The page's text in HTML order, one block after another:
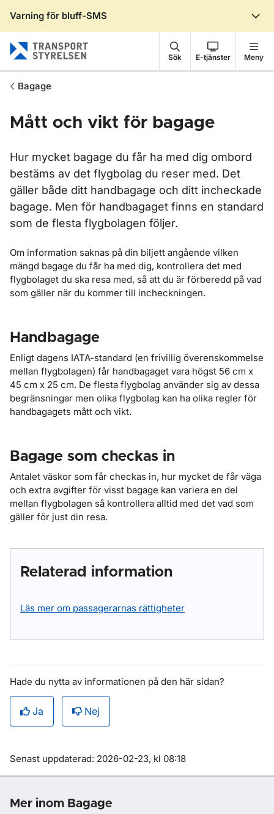
Varning för bluff-SMS
Sök E-tjänster Meny
Bagage
Mått och vikt för bagage
Hur mycket bagage du får ha med dig ombord
bestäms av det flygbolag du reser med. Det
gäller både ditt handbagage och ditt incheckade
bagage. Men för handbagaget finns en standard
som de flesta flygbolagen följer.
Om information saknas på din biljett angående vilken
mängd bagage du får ha med dig, kontrollera det med
flygbolaget du ska resa med, så att du är förberedd på vad
som gäller när du kommer till incheckningen.
Handbagage
Enligt dagens IATA-standard (en frivillig överenskommelse
mellan flygbolagen) får handbagaget vara högst 56 cm x
45 cm x 25 cm. De flesta flygbolag använder sig av dessa
begränsningar men olika flygbolag kan ha olika regler för
handbagagets mått och vikt.
Bagage som checkas in
Antalet väskor som får checkas in, hur mycket de får väga
och extra avgifter för visst bagage kan variera en del
mellan flygbolagen så kontrollera alltid med det vad som
gäller för just din resa.
Relaterad information
Läs mer om passagerarnas rättigheter
Hade du nytta av informationen på den här sidan?
Ja Nej
Om sidan
Senast uppdaterad: 2026-02-23, kl 08:18
Mer inom Bagage